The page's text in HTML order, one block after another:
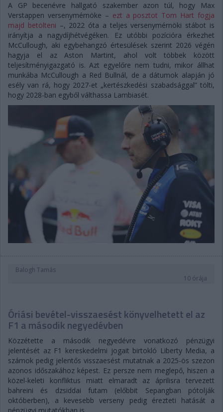
A GP becenévre hallgató szakember azon túl, hogy Max
Verstappen versenymérnöke – ezt a posztot Tom Hart fogja
majd betölteni –, 2022 óta a teljes versenymérnöki stábot is
irányítja a nagydíjhétvégéken. Ez utóbbi pozícióra érkezhet
McCullough, aki egybehangzó értesülések szerint 2026 végén
hagyja el az Aston Martint, ahol volt többek között
teljesítményigazgató is. Azt egyelőre nem tudni, mikor állhat
munkába McCullough a Red Bullnál, de a dátumok alapján jó
esély van rá, hogy 2027-et „kertészkedési szabadsággal” tölti,
hogy 2028-ban egyből válthassa Lambiasét.
Balogh Tamás
10 órája
Óriási bevétel-visszaesést könyvelhetett el az
F1 a második negyedévben
Közzétette a második negyedévre vonatkozó pénzügyi
jelentését az F1 kereskedelmi jogait birtokló Liberty Media, a
számok pedig jelentős visszaesést mutatnak a 2025-ös szezon
azonos időszakához képest. Ez persze nem meglepő, hiszen a
közel-keleti konfliktus miatt elmaradt az áprilisra tervezett
bahreini és dzsiddai futam (előbbit Sepangban pótolják
októberben), a kevesebb verseny pedig érezteti hatását a
pénzügyi mutatókban is.